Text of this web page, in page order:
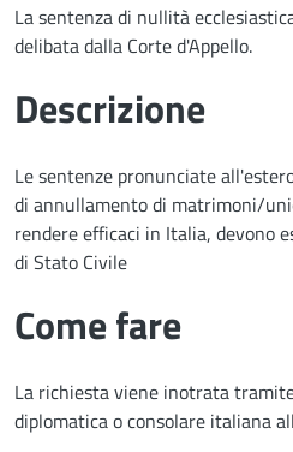
La sentenza di nullità
delibata dalla Corte d'Appello.
Descrizione
Le sentenze pronunciate
di annullamento di matrimoni/
rendere efficaci in Italia, devono
di Stato Civile
Come fare
La richiesta viene inotrata
diplomatica o consolare italiana